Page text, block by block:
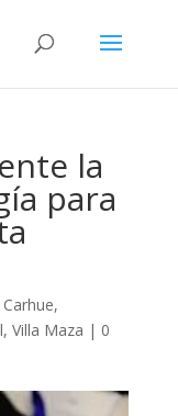
la
para
Carhue,
, Villa Maza | 0